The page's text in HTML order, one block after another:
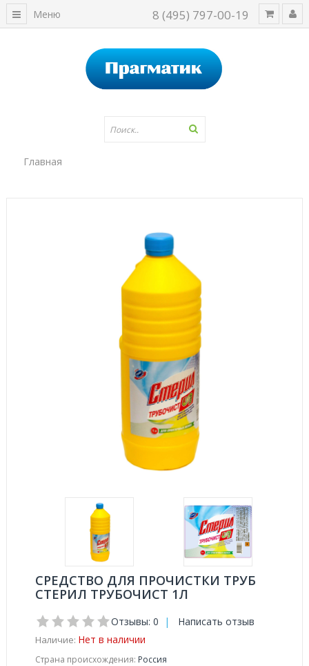
8 (495) 797-00-19
Меню
Главная
СРЕДСТВО ДЛЯ ПРОЧИСТКИ ТРУБ
СТЕРИЛ ТРУБОЧИСТ 1Л
Отзывы: 0 | Написать отзыв
Наличие: Нет в наличии
Страна происхождения: Россия